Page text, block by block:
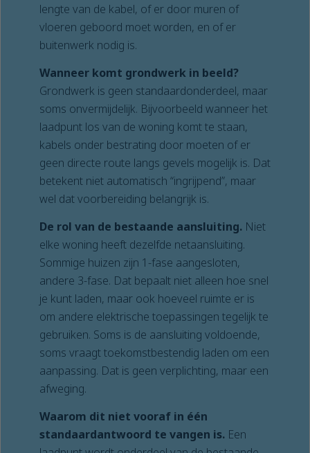
lengte van de kabel, of er door muren of
vloeren geboord moet worden, en of er
buitenwerk nodig is.
Wanneer komt grondwerk in beeld?
Grondwerk is geen standaardonderdeel, maar
soms onvermijdelijk. Bijvoorbeeld wanneer het
laadpunt los van de woning komt te staan,
kabels onder bestrating door moeten of er
geen directe route langs gevels mogelijk is. Dat
betekent niet automatisch “ingrijpend”, maar
wel dat voorbereiding belangrijk is.
De rol van de bestaande aansluiting.Niet
elke woning heeft dezelfde netaansluiting.
Sommige huizen zijn 1-fase aangesloten,
andere 3-fase. Dat bepaalt niet alleen hoe snel
je kunt laden, maar ook hoeveel ruimte er is
om andere elektrische toepassingen tegelijk te
gebruiken. Soms is de aansluiting voldoende,
soms vraagt toekomstbestendig laden om een
aanpassing. Dat is geen verplichting, maar een
afweging.
Waarom dit niet vooraf in één
standaardantwoord te vangen is.Een